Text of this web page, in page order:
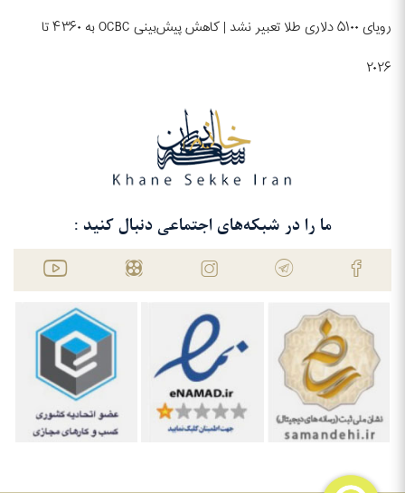
رویای ۵۱۰۰ دلاری طلا تعبیر نشد | کاهش پیش‌بینی OCBC به ۴۳۶۰ تا
۲۰۲۶
ما را در شبکه‌های اجتماعی دنبال کنید :